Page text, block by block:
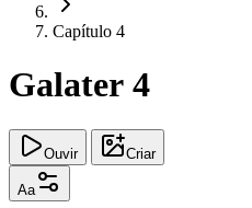
Capítulo 4
Galater 4
Ouvir Criar
Aa